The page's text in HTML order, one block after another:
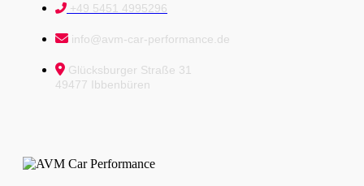
+49 5451 4995296
info@avm-car-performance.de
Glücksburger Straße 31
49477 Ibbenbüren